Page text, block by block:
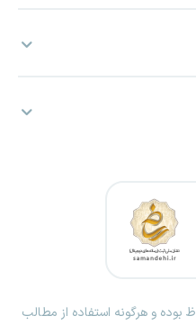
و هرگونه استفاده از مطالب